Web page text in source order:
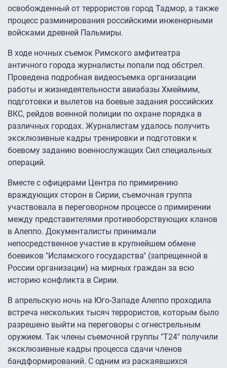
освобожденный от террористов город Тадмор, а также
процесс разминирования российскими инженерными
войсками древней Пальмиры.
В ходе ночных съемок Римского амфитеатра
античного города журналисты попали под обстрел.
Проведена подробная видеосъемка организации
работы и жизнедеятельности авиабазы Хмеймим,
подготовки и вылетов на боевые задания российских
ВКС, рейдов военной полиции по охране порядка в
различных городах. Журналистам удалось получить
эксклюзивные кадры тренировки и подготовки к
боевому заданию военнослужащих Сил специальных
операций.
Вместе с офицерами Центра по примирению
враждующих сторон в Сирии, съемочная группа
участвовала в переговорном процессе о примирении
между представителями противоборствующих кланов
в Алеппо. Документалисты принимали
непосредственное участие в крупнейшем обмене
боевиков "Исламского государства" (запрещенной в
России организации) на мирных граждан за всю
историю конфликта в Сирии.
В апрельскую ночь на Юго-Западе Алеппо проходила
встреча нескольких тысяч террористов, которым было
разрешено выйти на переговоры с огнестрельным
оружием. Так члены съемочной группы "Т24" получили
эксклюзивные кадры процесса сдачи членов
бандформирований. С одним из раскаявшихся